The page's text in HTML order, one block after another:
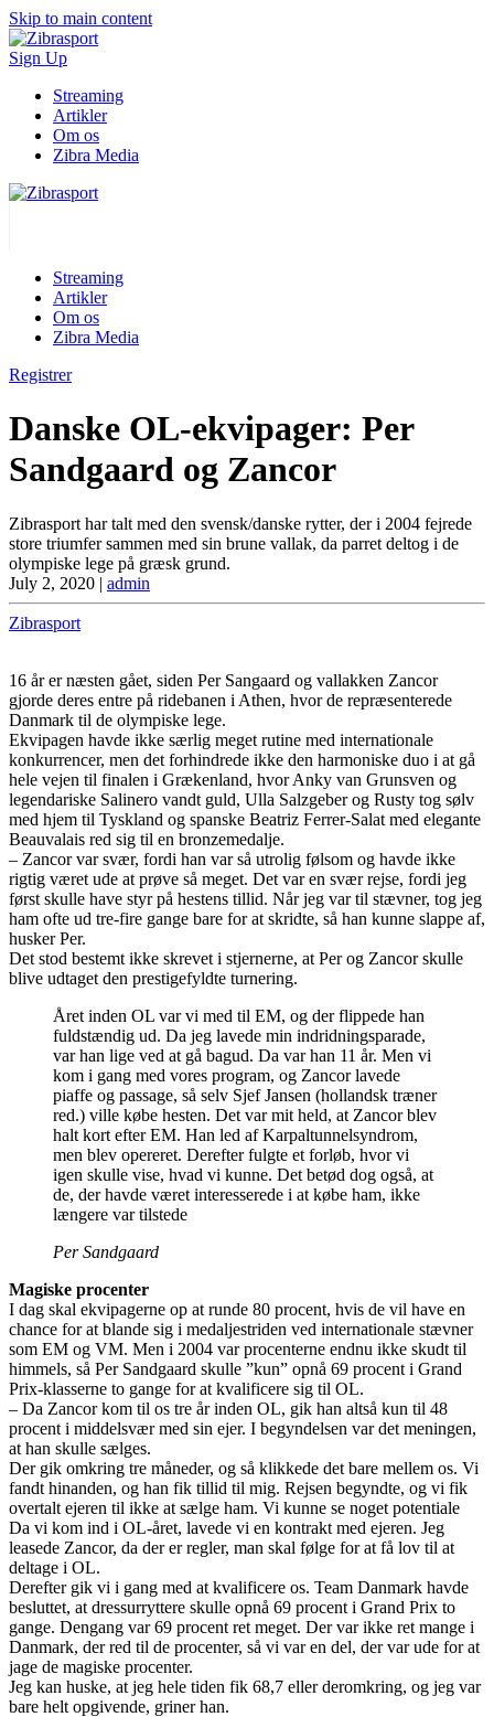
Skip to main content
Sign Up
Streaming
Artikler
Om os
Zibra Media
Streaming
Artikler
Om os
Zibra Media
Registrer
Danske OL-ekvipager: Per
Sandgaard og Zancor
Zibrasport har talt med den svensk/danske rytter, der i 2004 fejrede
store triumfer sammen med sin brune vallak, da parret deltog i de
olympiske lege på græsk grund.
July 2, 2020 | admin
Zibrasport
16 år er næsten gået, siden Per Sangaard og vallakken Zancor
gjorde deres entre på ridebanen i Athen, hvor de repræsenterede
Danmark til de olympiske lege.
Ekvipagen havde ikke særlig meget rutine med internationale
konkurrencer, men det forhindrede ikke den harmoniske duo i at gå
hele vejen til finalen i Grækenland, hvor Anky van Grunsven og
legendariske Salinero vandt guld, Ulla Salzgeber og Rusty tog sølv
med hjem til Tyskland og spanske Beatriz Ferrer-Salat med elegante
Beauvalais red sig til en bronzemedalje.
– Zancor var svær, fordi han var så utrolig følsom og havde ikke
rigtig været ude at prøve så meget. Det var en svær rejse, fordi jeg
først skulle have styr på hestens tillid. Når jeg var til stævner, tog jeg
ham ofte ud tre-fire gange bare for at skridte, så han kunne slappe af,
husker Per.
Det stod bestemt ikke skrevet i stjernerne, at Per og Zancor skulle
blive udtaget den prestigefyldte turnering.
Året inden OL var vi med til EM, og der flippede han
fuldstændig ud. Da jeg lavede min indridningsparade,
var han lige ved at gå bagud. Da var han 11 år. Men vi
kom i gang med vores program, og Zancor lavede
piaffe og passage, så selv Sjef Jansen (hollandsk træner
red.) ville købe hesten. Det var mit held, at Zancor blev
halt kort efter EM. Han led af Karpaltunnelsyndrom,
men blev opereret. Derefter fulgte et forløb, hvor vi
igen skulle vise, hvad vi kunne. Det betød dog også, at
de, der havde været interesserede i at købe ham, ikke
længere var tilstede
Per Sandgaard
Magiske procenter
I dag skal ekvipagerne op at runde 80 procent, hvis de vil have en
chance for at blande sig i medaljestriden ved internationale stævner
som EM og VM. Men i 2004 var procenterne endnu ikke skudt til
himmels, så Per Sandgaard skulle ”kun” opnå 69 procent i Grand
Prix-klasserne to gange for at kvalificere sig til OL.
– Da Zancor kom til os tre år inden OL, gik han altså kun til 48
procent i middelsvær med sin ejer. I begyndelsen var det meningen,
at han skulle sælges.
Der gik omkring tre måneder, og så klikkede det bare mellem os. Vi
fandt hinanden, og han fik tillid til mig. Rejsen begyndte, og vi fik
overtalt ejeren til ikke at sælge ham. Vi kunne se noget potentiale
Da vi kom ind i OL-året, lavede vi en kontrakt med ejeren. Jeg
leasede Zancor, da der er regler, man skal følge for at få lov til at
deltage i OL.
Derefter gik vi i gang med at kvalificere os. Team Danmark havde
besluttet, at dressurryttere skulle opnå 69 procent i Grand Prix to
gange. Dengang var 69 procent ret meget. Der var ikke ret mange i
Danmark, der red til de procenter, så vi var en del, der var ude for at
jage de magiske procenter.
Jeg kan huske, at jeg hele tiden fik 68,7 eller deromkring, og jeg var
bare helt opgivende, griner han.